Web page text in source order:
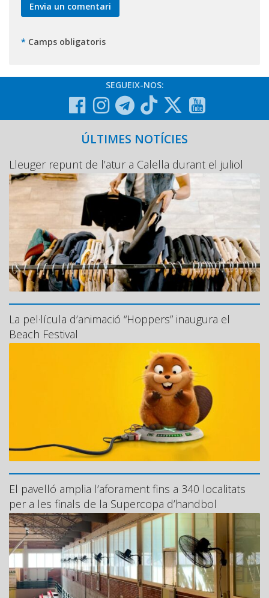
* Camps obligatoris
SEGUEIX-NOS:
ÚLTIMES NOTÍCIES
Lleuger repunt de l’atur a Calella durant el juliol
La pel·lícula d’animació “Hoppers” inaugura el
Beach Festival
El pavelló amplia l’aforament fins a 340 localitats
per a les finals de la Supercopa d’handbol